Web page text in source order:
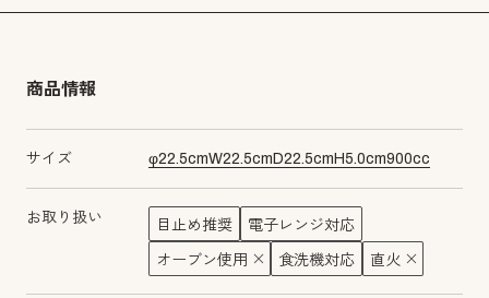
商品情報
サイズ φ22.5cmW22.5cm D22.5cm H5.0cm900cc
お取り扱い 目止め推奨 電子レンジ対応
オーブン使用 食洗機対応 直火